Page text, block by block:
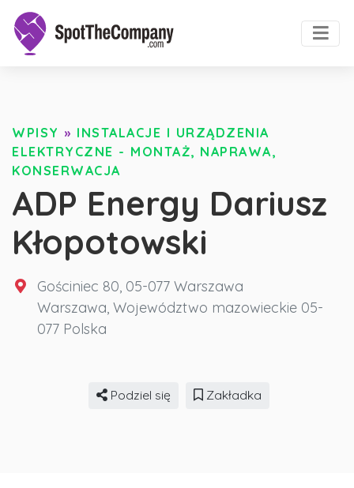
WPISY » INSTALACJE I URZĄDZENIA
ELEKTRYCZNE - MONTAŻ, NAPRAWA,
KONSERWACJA
ADP Energy Dariusz
Kłopotowski
Gościniec 80, 05-077 Warszawa
Warszawa, Województwo mazowieckie 05-
077 Polska
Podziel się Zakładka